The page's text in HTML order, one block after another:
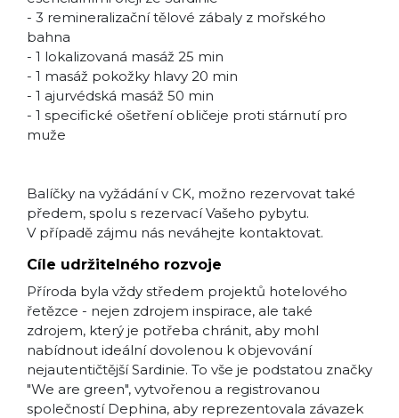
- 3 remineralizační tělové zábaly z mořského
bahna
- 1 lokalizovaná masáž 25 min
- 1 masáž pokožky hlavy 20 min
- 1 ajurvédská masáž 50 min
- 1 specifické ošetření obličeje proti stárnutí pro
muže
Balíčky na vyžádání v CK, možno rezervovat také
předem, spolu s rezervací Vašeho pybytu.
V případě zájmu nás neváhejte kontaktovat.
Cíle udržitelného rozvoje
Příroda byla vždy středem projektů hotelového
řetězce - nejen zdrojem inspirace, ale také
zdrojem, který je potřeba chránit, aby mohl
nabídnout ideální dovolenou k objevování
nejautentičtější Sardinie. To vše je podstatou značky
"We are green", vytvořenou a registrovanou
společností Dephina, aby reprezentovala závazek